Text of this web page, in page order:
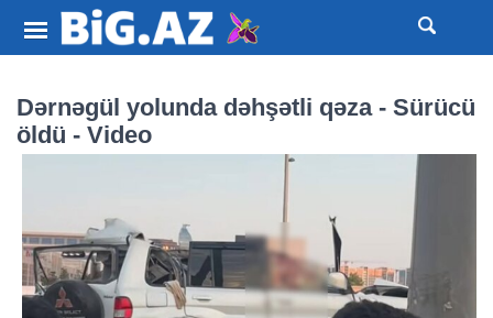
Dərnəgül yolunda dəhşətli qəza - Sürücü
öldü - Video